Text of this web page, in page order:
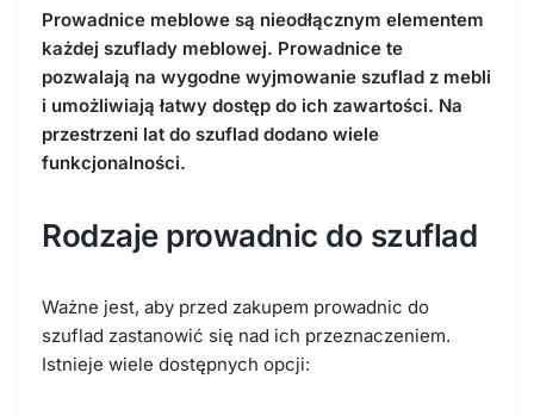
Prowadnice meblowe są nieodłącznym elementem
każdej szuflady meblowej. Prowadnice te
pozwalają na wygodne wyjmowanie szuflad z mebli
i umożliwiają łatwy dostęp do ich zawartości. Na
przestrzeni lat do szuflad dodano wiele
funkcjonalności.
Rodzaje prowadnic do szuflad
Ważne jest, aby przed zakupem prowadnic do
szuflad zastanowić się nad ich przeznaczeniem.
Istnieje wiele dostępnych opcji: